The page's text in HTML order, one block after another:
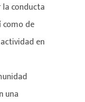
conducta
de
en
una